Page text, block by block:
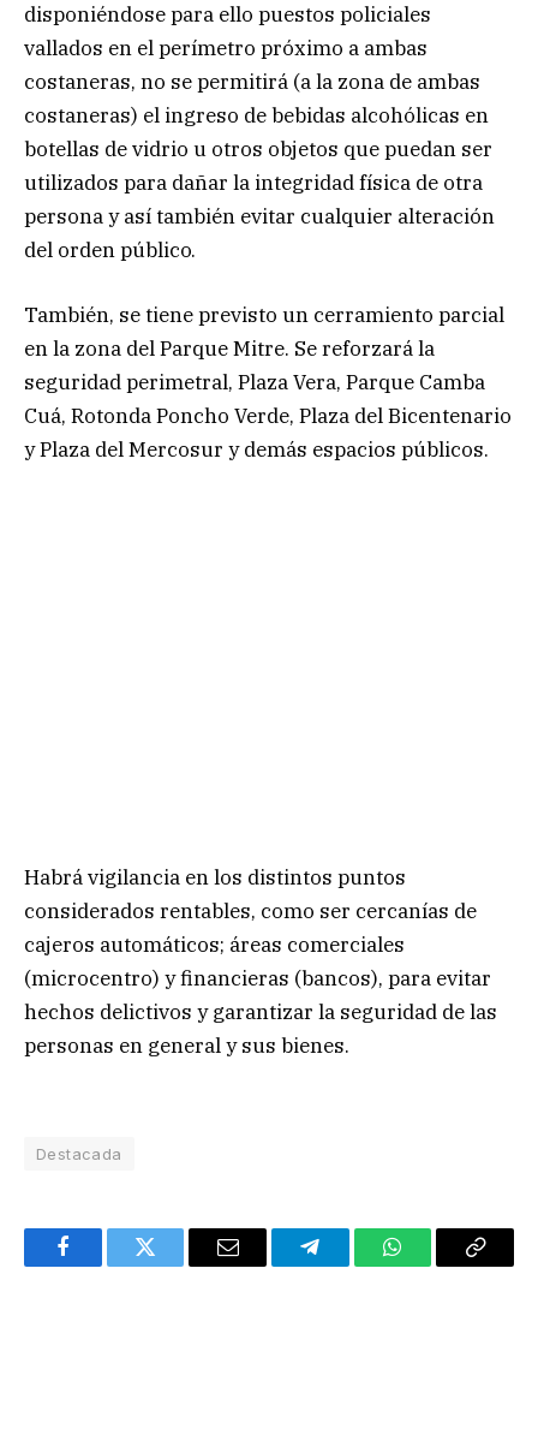
disponiéndose para ello puestos policiales
vallados en el perímetro próximo a ambas
costaneras, no se permitirá (a la zona de ambas
costaneras) el ingreso de bebidas alcohólicas en
botellas de vidrio u otros objetos que puedan ser
utilizados para dañar la integridad física de otra
persona y así también evitar cualquier alteración
del orden público.
También, se tiene previsto un cerramiento parcial
en la zona del Parque Mitre. Se reforzará la
seguridad perimetral, Plaza Vera, Parque Camba
Cuá, Rotonda Poncho Verde, Plaza del Bicentenario
y Plaza del Mercosur y demás espacios públicos.
Habrá vigilancia en los distintos puntos
considerados rentables, como ser cercanías de
cajeros automáticos; áreas comerciales
(microcentro) y financieras (bancos), para evitar
hechos delictivos y garantizar la seguridad de las
personas en general y sus bienes.
Destacada
FacebookTwitter Email TelegramWhatsAppCopy